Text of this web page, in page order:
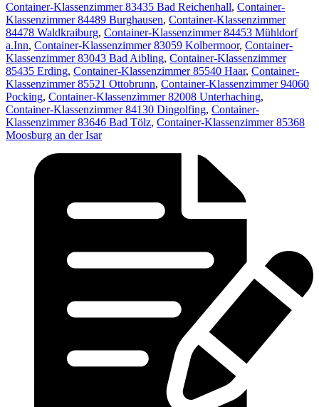
Container-Klassenzimmer 83435 Bad Reichenhall, Container-
Klassenzimmer 84489 Burghausen, Container-Klassenzimmer
84478 Waldkraiburg, Container-Klassenzimmer 84453 Mühldorf
a.Inn, Container-Klassenzimmer 83059 Kolbermoor, Container-
Klassenzimmer 83043 Bad Aibling, Container-Klassenzimmer
85435 Erding, Container-Klassenzimmer 85540 Haar, Container-
Klassenzimmer 85521 Ottobrunn, Container-Klassenzimmer 94060
Pocking, Container-Klassenzimmer 82008 Unterhaching,
Container-Klassenzimmer 84130 Dingolfing, Container-
Klassenzimmer 83646 Bad Tölz, Container-Klassenzimmer 85368
Moosburg an der Isar